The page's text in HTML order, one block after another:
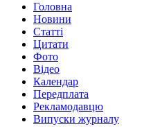
Головна
Новини
Статті
Цитати
Фото
Відео
Календар
Передплата
Рекламодавцю
Випуски журналу